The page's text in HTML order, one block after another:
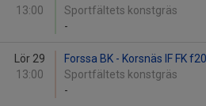
13:00
Sportfältets konstgräs
-
Lör 29
13:00
Forssa BK - Korsnäs IF FK
Sportfältets konstgräs
-